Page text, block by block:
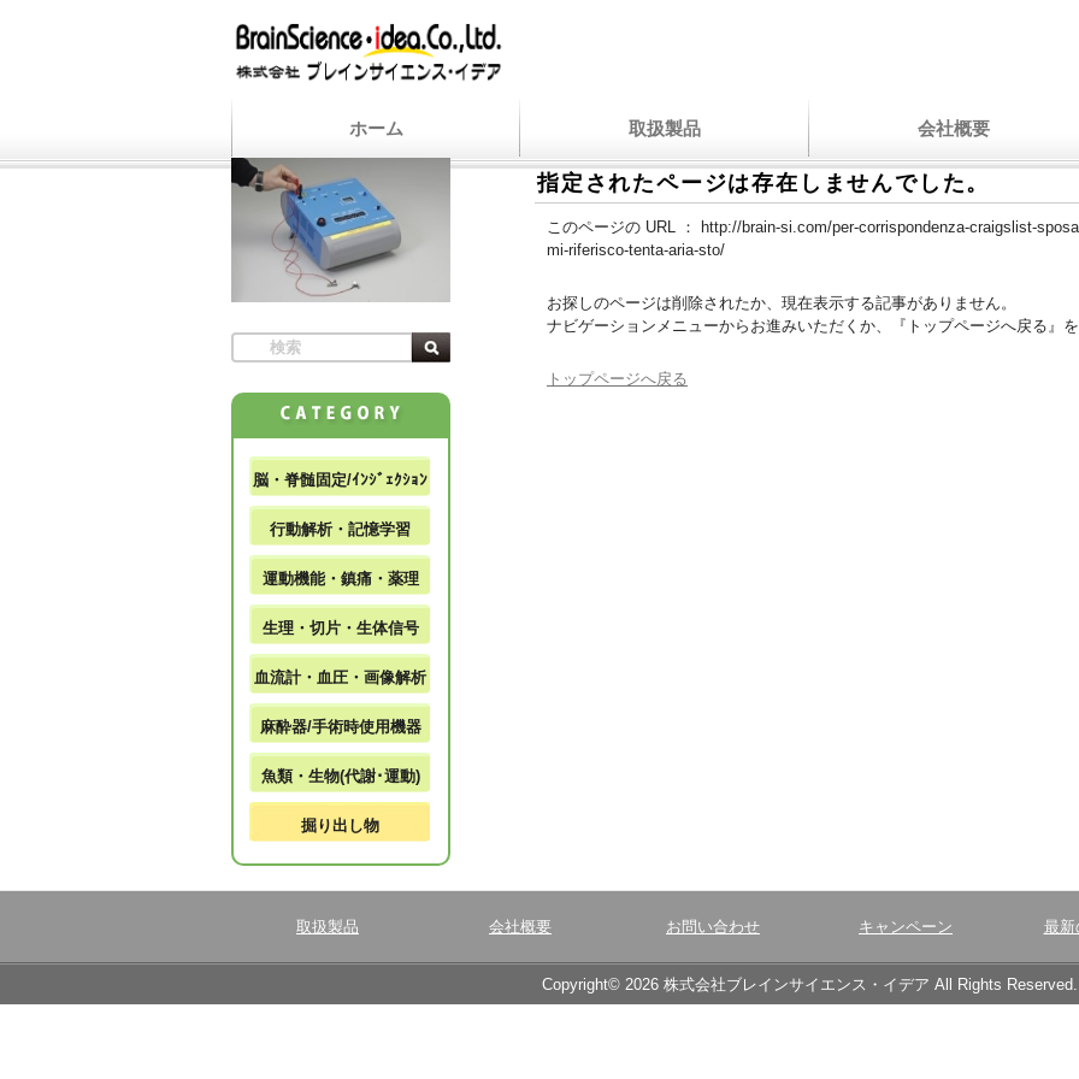
ホーム 取扱製品 会社概要
指定されたページは存在しませんでした。
このページの URL ：
http://brain-si.com/per-corrispondenza-craigslist-
mi-riferisco-tenta-aria-sto/
お探しのページは削除されたか、現在表示する記事がありません。
ナビゲーションメニューからお進みいただくか、『トップページへ戻る』を
トップページへ戻る
脳・脊髄固定/ｲﾝｼﾞｪｸｼｮﾝ
行動解析・記憶学習
運動機能・鎮痛・薬理
生理・切片・生体信号
血流計・血圧・画像解析
麻酔器/手術時使用機器
魚類・生物(代謝･運動)
掘り出し物
取扱製品 会社概要 お問い合わせ キャンペーン 最新
Copyright© 2026 株式会社ブレインサイエンス・イデア All Rights Reserved.